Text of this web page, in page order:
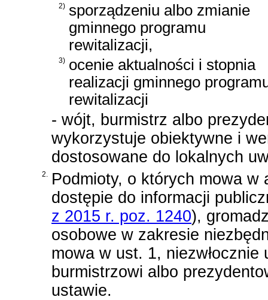
2) sporządzeniu albo zmianie
gminnego programu
rewitalizacji,
3) ocenie aktualności i stopnia
realizacji gminnego
rewitalizacji
- wójt, burmistrz albo
wykorzystuje obiektywne i
dostosowane do lokalnych
2. Podmioty, o których mowa w
dostępie do informacji
z 2015 r. poz. 1240),
osobowe w zakresie
mowa w ust. 1,
burmistrzowi albo
ustawie.